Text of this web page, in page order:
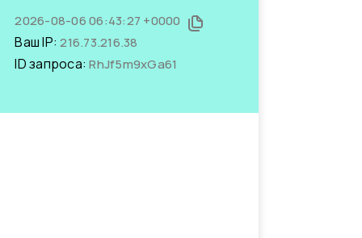
2026-08-06 06:43:27 +0000
Ваш IP:216.73.216.38
ID запроса:RhJf5m9xGa61